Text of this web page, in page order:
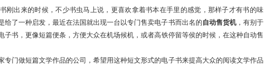
刚出来的时候，不少书虫马上说，更喜欢拿着书本在手里的感觉，那样子才有书的味
给了一种启发，最近在法国就出现一台以专门售卖电子书而出名的 自动售货机，有别于
子书，更像短篇便条，方便大众在机场候机，或者高铁停留等侯的时候，在这种自动售
专门做短篇文学作品的公司，希望用这种短文形式的电子书来提高大众的阅读文学作品